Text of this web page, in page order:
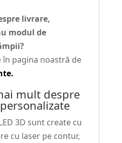
livrare,
modul de
în pagina noastră de
mult despre
3D sunt create cu
cu laser pe contur,